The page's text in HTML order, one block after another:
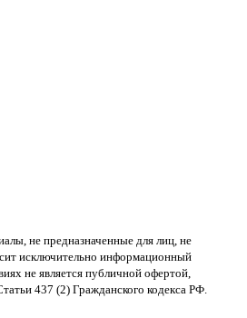
не предназначенные для лиц, не
исключительно информационный
не является публичной офертой,
437 (2) Гражданского кодекса РФ.